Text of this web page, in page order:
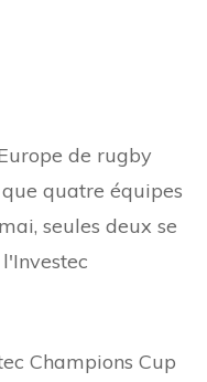
de rugby
quatre équipes
seules deux se
Champions Cup